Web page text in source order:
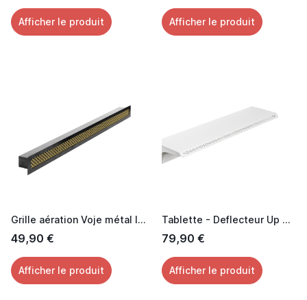
Afficher le produit Afficher le produit
Grille aération Voje métal laquée noir effet Laiton 60 cm
49,90 €
Afficher le produit
Tablette - Deflecteur Up & Down
79,90 €
Afficher le produit